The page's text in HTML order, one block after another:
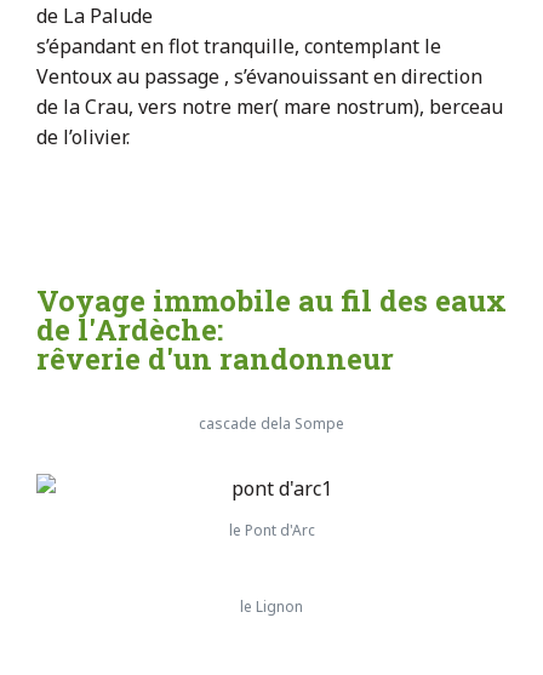
de La Palude
s’épandant en flot tranquille, contemplant le
Ventoux au passage , s’évanouissant en direction
de la Crau, vers notre mer( mare nostrum), berceau
de l’olivier.
Voyage immobile au fil des eaux
de l'Ardèche:
rêverie d'un randonneur
cascade dela Sompe
le Pont d'Arc
le Lignon